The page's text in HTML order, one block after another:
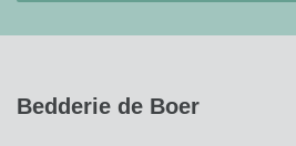
Bedderie de Boer